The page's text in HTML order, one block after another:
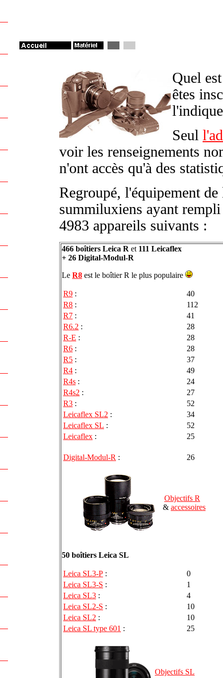
Quel
êtes
Seul
voir les renseignements
n'ont accès qu'à des
Regroupé, l'équipement
summiluxiens ayant
4983 appareils suivants :
466 boîtiers Leica R et 111 Leicaflex
+ 26 Digital-Modul-R
Le R8 est le boîtier R le plus populaire
R9 :
40
R8 :
112
R7 :
41
R6.2 :
28
R-E :
28
R6 :
28
R5 :
37
R4 :
49
R4s :
24
R4s2 :
27
R3 :
52
Leicaflex SL2 :
34
Leicaflex SL :
52
Leicaflex : 25
Digital-Modul-R : 26
Objectifs R
& accessoires
50 boîtiers Leica SL
Leica SL3-P :
0
Leica SL3-S :
1
Leica SL3 :
4
Leica SL2-S :
10
Leica SL2 :
10
Leica SL type 601 : 25
Objectifs SL